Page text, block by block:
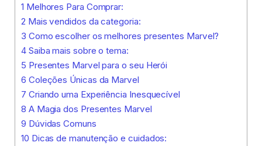
1 Melhores Para Comprar:
2 Mais vendidos da categoria:
3 Como escolher os melhores presentes Marvel?
4Saiba mais sobre o tema:
5 Presentes Marvel para o seu Herói
6 Coleções Únicas da Marvel
7 Criando uma Experiência Inesquecível
8 A Magia dos Presentes Marvel
9 Dúvidas Comuns
10 Dicas de manutenção e cuidados: